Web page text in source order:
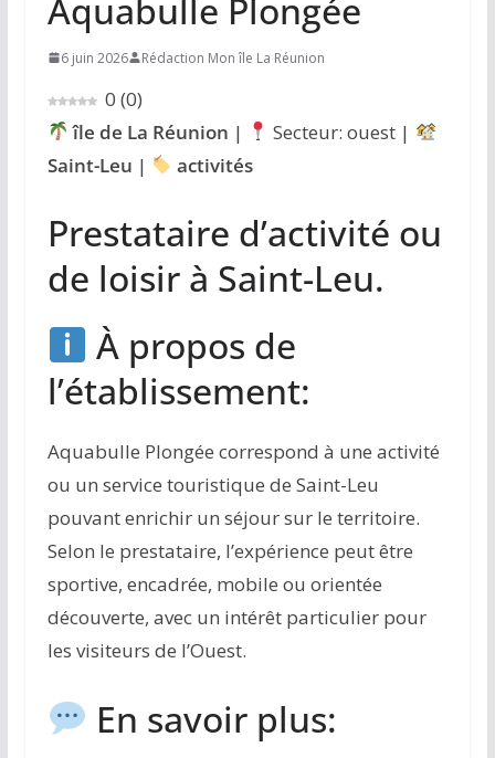
Aquabulle Plongée
6 juin 2026 Rédaction Mon île La Réunion
0 (0)
île de La Réunion |
Secteur: ouest |
Saint-Leu | activités
Prestataire d’activité ou
de loisir à Saint-Leu.
À propos de
l’établissement:
Aquabulle Plongée correspond à une activité
ou un service touristique de Saint-Leu
pouvant enrichir un séjour sur le territoire.
Selon le prestataire, l’expérience peut être
sportive, encadrée, mobile ou orientée
découverte, avec un intérêt particulier pour
les visiteurs de l’Ouest.
En savoir plus: